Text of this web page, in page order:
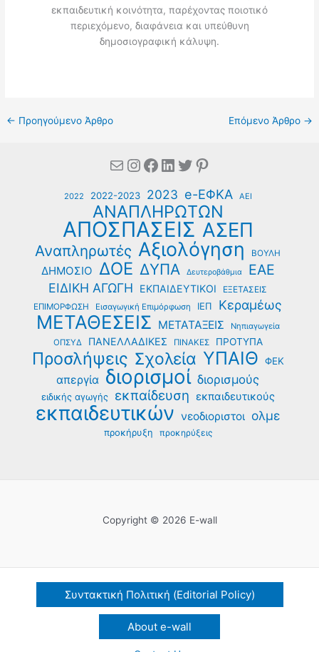
εκπαιδευτική κοινότητα, παρέχοντας ποιοτικό
περιεχόμενο, διαφάνεια και υπεύθυνη
δημοσιογραφική κάλυψη.
← Προηγούμενο Άρθρο Επόμενο Άρθρο →
MailInstagram
Facebook
Linkedin
Twitter
Pinterest
2022 2022-2023 2023 e-ΕΦΚΑ ΑΕΙ
ΑΝΑΠΛΗΡΩΤΩΝ
ΑΠΟΣΠΑΣΕΙΣ ΑΣΕΠ
Αναπληρωτές Αξιολόγηση ΒΟΥΛΗ
ΔΗΜΟΣΙΟ ΔΟΕ ΔΥΠΑ Δευτεροβάθμια ΕΑΕ
ΕΙΔΙΚΗ ΑΓΩΓΗ ΕΚΠΑΙΔΕΥΤΙΚΟΙ ΕΞΕΤΑΣΕΙΣ
ΕΠΙΜΟΡΦΩΣΗ Εισαγωγική Επιμόρφωση ΙΕΠ Κεραμέως
ΜΕΤΑΘΕΣΕΙΣ ΜΕΤΑΤΑΞΕΙΣ
Νηπιαγωγεία
ΟΠΣΥΔ
ΠΑΝΕΛΛΑΔΙΚΕΣ ΠΙΝΑΚΕΣ ΠΡΟΤΥΠΑ
Προσλήψεις Σχολεία ΥΠΑΙΘ ΦΕΚ
απεργία διορισμοί διορισμούς
ειδικής αγωγής εκπαίδευση εκπαιδευτικούς
εκπαιδευτικών νεοδιοριστοι ολμε
προκήρυξη προκηρύξεις
Copyright © 2026 E-wall
Συντακτική Πολιτική (Editorial Policy)
About e-wall